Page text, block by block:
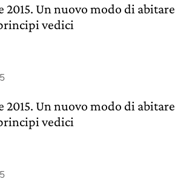
2015. Un nuovo modo di abitare
vedici
2015. Un nuovo modo di abitare
vedici